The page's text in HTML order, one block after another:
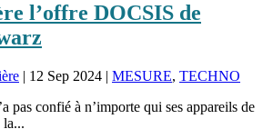
l’offre DOCSIS de
| 12 Sep 2024 | MESURE, TECHNO
pas confié à n’importe qui ses appareils de
la...